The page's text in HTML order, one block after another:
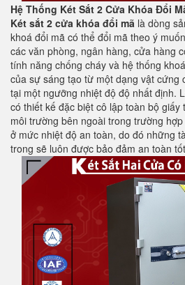
Hệ Thống Két Sắt 2 Cửa Khóa Đổi
Két sắt 2 cửa khóa đổi mã là dòng
khoá đổi mã có thể đổi mã theo ý
các văn phòng, ngân hàng, cửa hàng
tính năng chống cháy và hệ thống
của sự sáng tạo từ một dạng vật cứng
tại một ngưỡng nhiệt độ độ nhất định.
có thiết kế đặc biệt cô lập toàn bộ
môi trường bên ngoài trong trường
ở mức nhiệt độ an toàn, do đó những
trong sẽ luôn được bảo đảm an toàn